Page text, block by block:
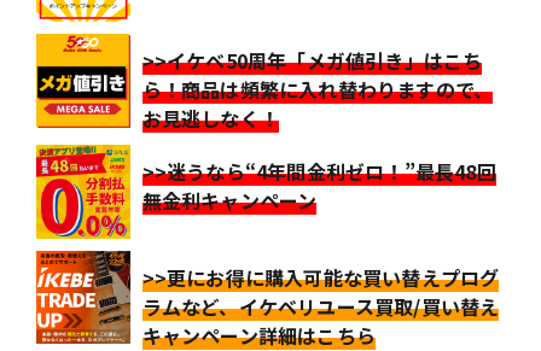
>>イケベ50周年「メガ値引き」はこち
ら！商品は頻繁に入れ替わりますので、
お見逃しなく！
>>迷うなら“4年間金利ゼロ！”最長48回
無金利キャンペーン
>>更にお得に購入可能な買い替えプログ
ラムなど、イケベリユース買取/買い替え
キャンペーン詳細はこちら